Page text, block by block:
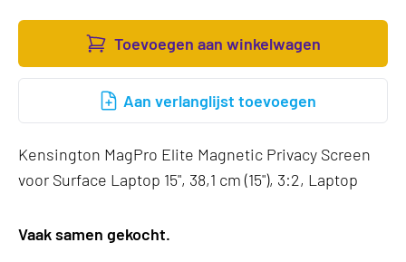
Toevoegen aan winkelwagen
Aan verlanglijst toevoegen
Kensington MagPro Elite Magnetic Privacy Screen
voor Surface Laptop 15", 38,1 cm (15"), 3:2, Laptop
Vaak samen gekocht.